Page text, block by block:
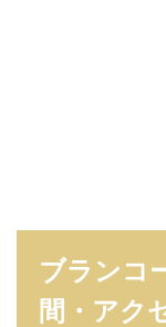
ブランコ
間・アク